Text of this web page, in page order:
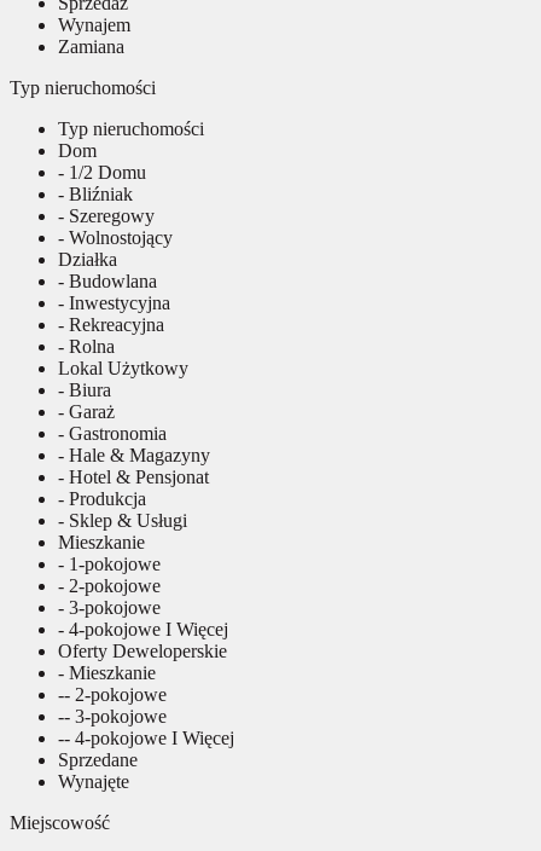
Wynajem
Zamiana
Typ nieruchomości
Typ nieruchomości
Dom
- 1/2 Domu
- Bliźniak
- Szeregowy
- Wolnostojący
Działka
- Budowlana
- Inwestycyjna
- Rekreacyjna
- Rolna
Lokal Użytkowy
- Biura
- Garaż
- Gastronomia
- Hale & Magazyny
- Hotel & Pensjonat
- Produkcja
- Sklep & Usługi
Mieszkanie
- 1-pokojowe
- 2-pokojowe
- 3-pokojowe
- 4-pokojowe I Więcej
Oferty Deweloperskie
- Mieszkanie
-- 2-pokojowe
-- 3-pokojowe
-- 4-pokojowe I Więcej
Sprzedane
Wynajęte
Miejscowość